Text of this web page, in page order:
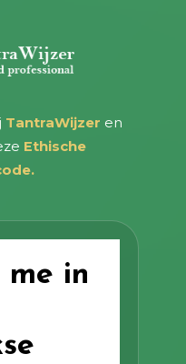
TantraWijzer en
Ethische
me in